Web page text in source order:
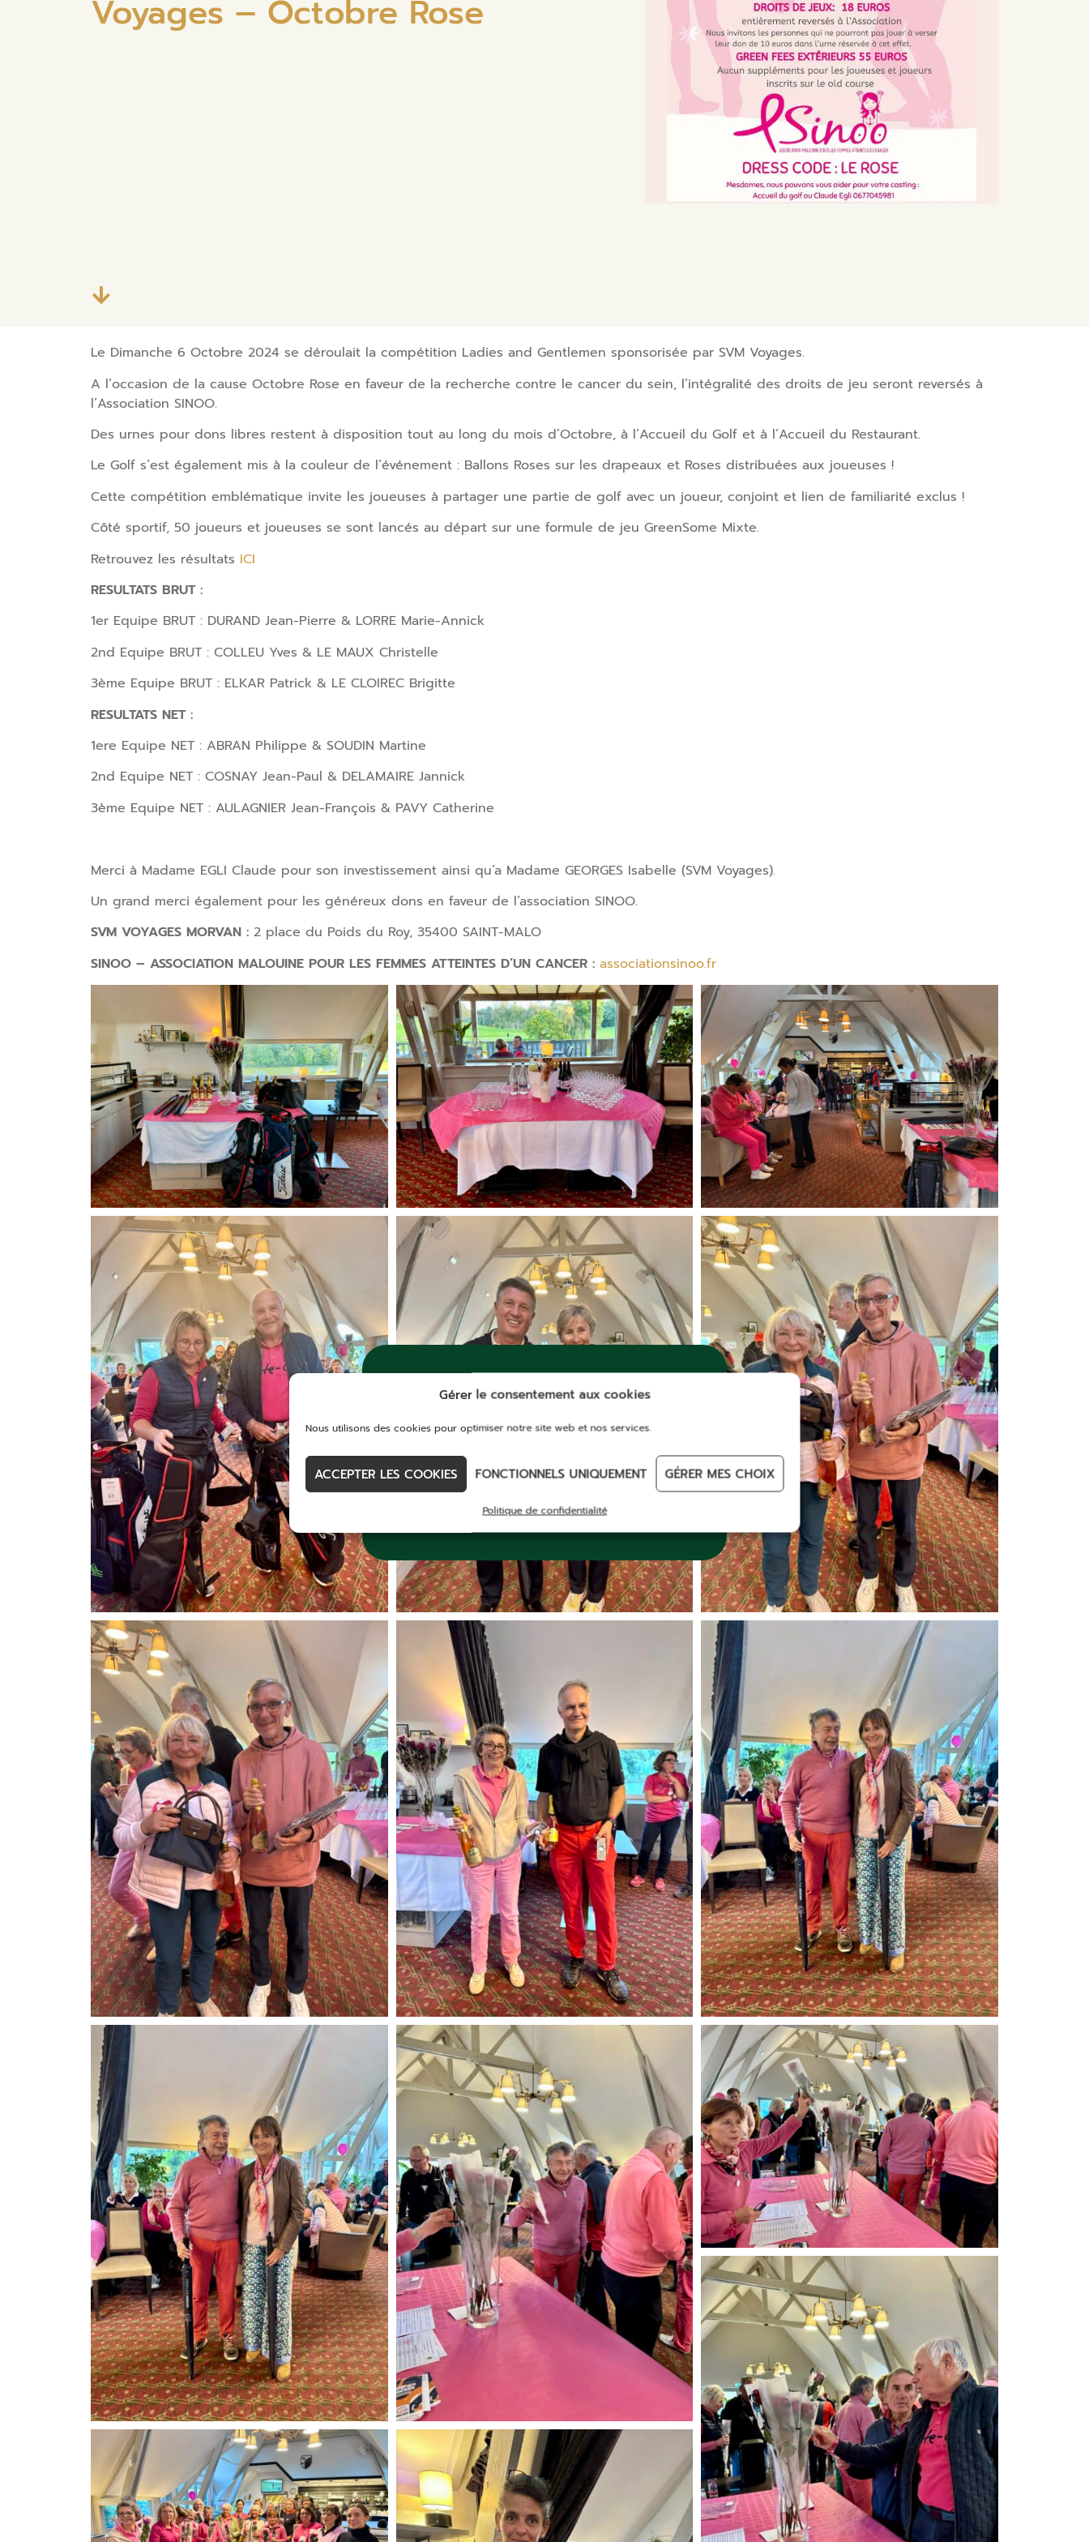
Gérer le consentement aux cookies
Nous utilisons des cookies pour optimiser notre site web et nos services.
ACCEPTER LES COOKIES FONCTIONNELS UNIQUEMENT GÉRER MES CHOIX
Politique de confidentialité
Voyages – Octobre Rose
Le Dimanche 6 Octobre 2024 se déroulait la compétition Ladies and Gentlemen sponsorisée par SVM Voyages.
A l’occasion de la cause Octobre Rose en faveur de la recherche contre le cancer du sein, l’intégralité des droits de jeu seront reversés à
l’Association SINOO.
Des urnes pour dons libres restent à disposition tout au long du mois d’Octobre, à l’Accueil du Golf et à l’Accueil du Restaurant.
Le Golf s’est également mis à la couleur de l’événement : Ballons Roses sur les drapeaux et Roses distribuées aux joueuses !
Cette compétition emblématique invite les joueuses à partager une partie de golf avec un joueur, conjoint et lien de familiarité exclus !
Côté sportif, 50 joueurs et joueuses se sont lancés au départ sur une formule de jeu GreenSome Mixte.
Retrouvez les résultats ICI
RESULTATS BRUT :
1er Equipe BRUT : DURAND Jean-Pierre & LORRE Marie-Annick
2nd Equipe BRUT : COLLEU Yves & LE MAUX Christelle
3ème Equipe BRUT : ELKAR Patrick & LE CLOIREC Brigitte
RESULTATS NET :
1ere Equipe NET : ABRAN Philippe & SOUDIN Martine
2nd Equipe NET : COSNAY Jean-Paul & DELAMAIRE Jannick
3ème Equipe NET : AULAGNIER Jean-François & PAVY Catherine
Merci à Madame EGLI Claude pour son investissement ainsi qu’a Madame GEORGES Isabelle (SVM Voyages).
Un grand merci également pour les généreux dons en faveur de l’association SINOO.
SVM VOYAGES MORVAN : 2 place du Poids du Roy, 35400 SAINT-MALO
SINOO – ASSOCIATION MALOUINE POUR LES FEMMES ATTEINTES D’UN CANCER : associationsinoo.fr
NOUVEAU !
OFFRE DE BIENVENUE
Abonnement GOLF
DÉCOUVREZ